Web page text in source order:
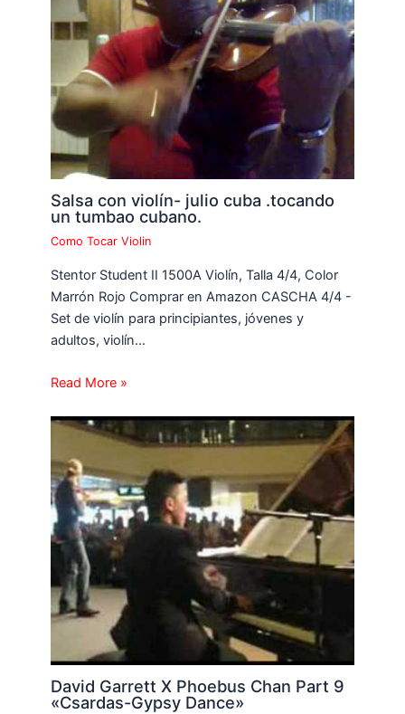
Salsa con violín- julio cuba .tocando
un tumbao cubano.
Como Tocar Violin
Stentor Student II 1500A Violín, Talla 4/4, Color
Marrón Rojo Comprar en Amazon CASCHA 4/4 -
Set de violín para principiantes, jóvenes y
adultos, violín…
Read More »
David Garrett X Phoebus Chan Part 9
«Csardas-Gypsy Dance»